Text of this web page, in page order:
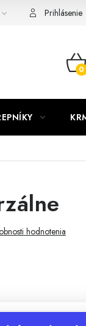
Prihlásenie
hodnotenia